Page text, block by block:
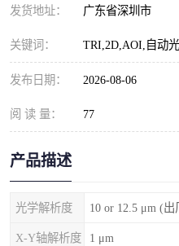
发货地址： 广东省深圳市
关键词： TRI,2D,AOI,自动
发布日期： 2026-08-06
阅 读 量： 77
产品描述
光学解析度 10 or 12.5 μm (
X-Y轴解析度 1 μm